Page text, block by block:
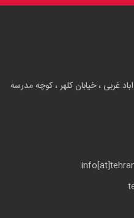
غربی ، خیابان کلهر ، کوچه مدرسه